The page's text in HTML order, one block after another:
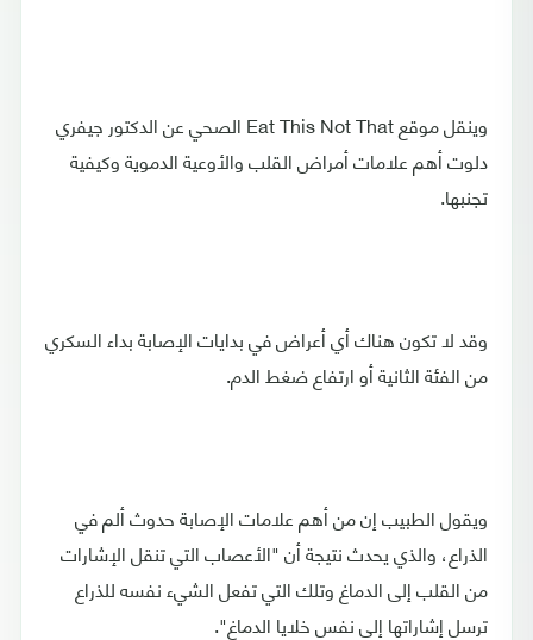
وينقل موقع Eat This Not That الصحي عن الدكتور جيفري
دلوت أهم علامات أمراض القلب والأوعية الدموية وكيفية
تجنبها.
وقد لا تكون هناك أي أعراض في بدايات الإصابة بداء السكري
من الفئة الثانية أو ارتفاع ضغط الدم.
ويقول الطبيب إن من أهم علامات الإصابة حدوث ألم في
الذراع، والذي يحدث نتيجة أن "الأعصاب التي تنقل الإشارات
من القلب إلى الدماغ وتلك التي تفعل الشيء نفسه للذراع
ترسل إشاراتها إلى نفس خلايا الدماغ".